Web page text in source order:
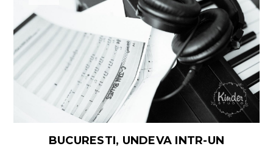
BUCURESTI, UNDEVA INTR-UN